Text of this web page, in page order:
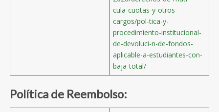
cula-cuotas-y-otros-
cargos/pol-tica-y-
procedimiento-institucional-
de-devoluci-n-de-fondos-
aplicable-a-estudiantes-con-
baja-total/
Política de Reembolso: